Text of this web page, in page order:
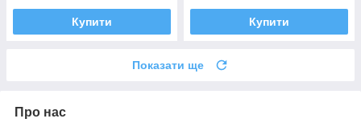
Купити Купити
Показати ще
Про нас